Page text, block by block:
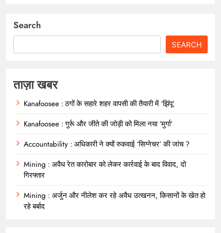
Search
SEARCH
ताज़ा खबर
Kanafoosee : ठगों के सहारे शहर वापसी की तैयारी में ‘झिंपू’
Kanafoosee : गुर्रू और जीते की जोड़ी को मिला नया ‘मुर्गा’
Accountability : अधिकारी ने क्यों रुकवाई ‘सिग्नेचर’ की जांच ?
Mining : अवैध रेत कारोबार को लेकर कार्रवाई के बाद विवाद, दो
गिरफ्तार
Mining : अर्जुन और नीलेश कर रहे अवैध उत्खनन, किसानों के खेत हो
रहे बर्बाद